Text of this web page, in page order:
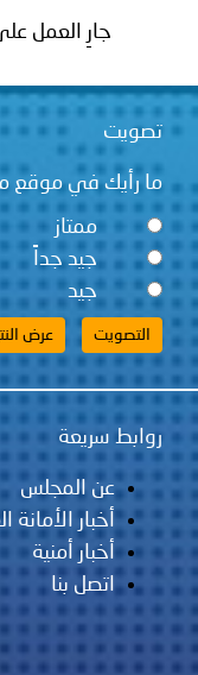
اجتماعات
جهود
إنجازات
برامج
توعوية
الخدمات
الإلكترونية
صور
وفيديو
مجلة
أصداء
الأمانة
إعلانات
من
نحن
اتصل
بنا
جارِ العمل
تصويت
ما رأيك في موقع
ممتاز
جيد جداً
جيد
روابط سريعة
عن المجلس
أخبار الأمانة
أخبار أمنية
اتصل بنا